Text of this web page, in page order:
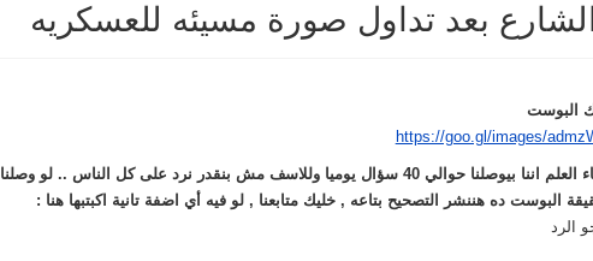
بعد تداول صورة مسيئه للعسكريه
البوست
https://goo.gl/images/
رجاء العلم اننا بيوصلنا حوالي 40 سؤال يوميا وللاسف مش بنقدر نرد على كل الناس .. لو وصلنا
البوست ده هننشر التصحيح بتاعه , خليك متابعنا , لو فيه أي اضفة تانية اكبتبها هنا :
الرد